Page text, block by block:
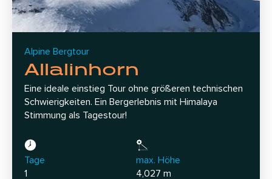
Alpine Bergtour
Allalinhorn
Eine ideale einstieg Tour ohne größeren technischen
Schwierigkeiten. Ein Bergerlebnis mit Himalaya
Stimmung als Tagestour!
Tage
1
max. Höhe
4,027 m